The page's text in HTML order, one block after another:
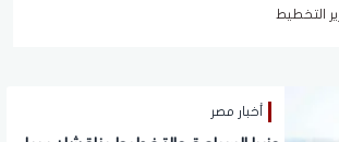
التخطيط
أخبار مصر